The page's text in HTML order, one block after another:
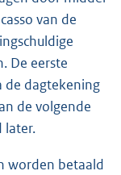
van de
De eerste
de dagtekening
de volgende
later.
worden betaald